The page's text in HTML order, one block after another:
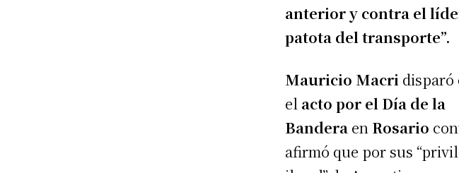
anterior y contra el
patota del transporte”.
Mauricio Macri disparó
el acto por el Día de la
Bandera en Rosario
afirmó que por sus